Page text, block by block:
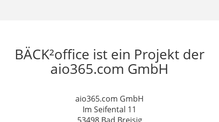
BÄCK²office ist ein Projekt der
aio365.com GmbH
aio365.com GmbH
Im Seifental 11